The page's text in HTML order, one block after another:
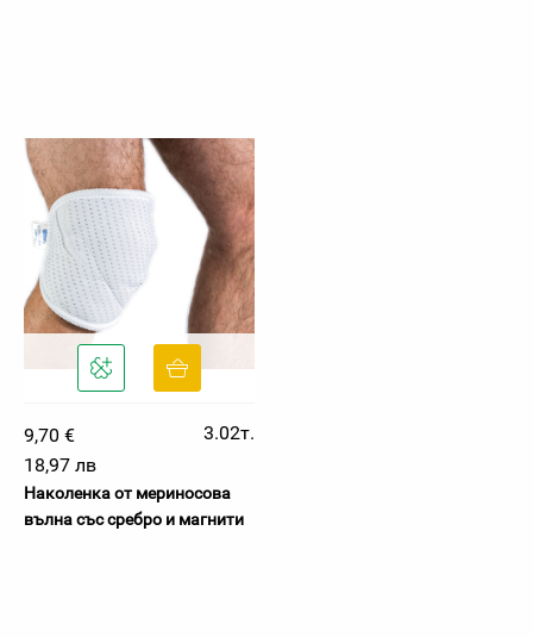
9,70 €
3.02т.
18,97 лв
Наколенка от мериносова
вълна със сребро и магнити